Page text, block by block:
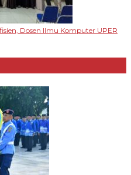
Dosen Ilmu Komputer UPER